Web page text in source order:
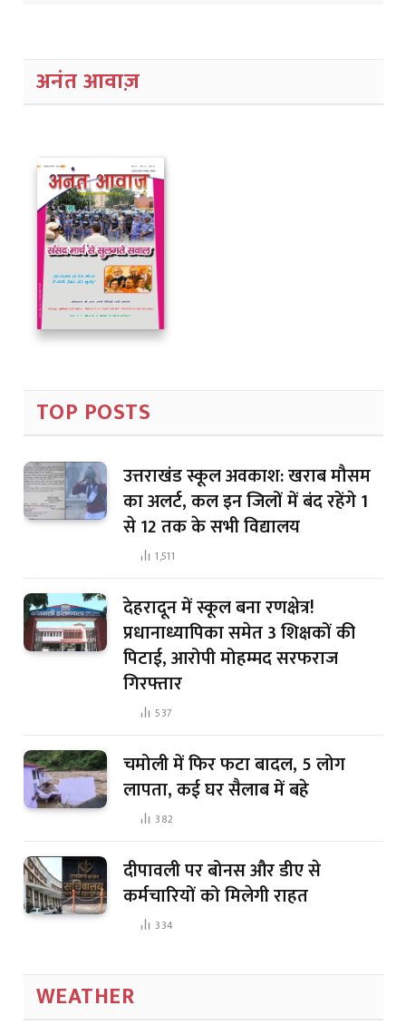
अनंत आवाज़
TOP POSTS
उत्तराखंड स्कूल अवकाश: खराब मौसम
का अलर्ट, कल इन जिलों में बंद रहेंगे 1
से 12 तक के सभी विद्यालय
1,511
देहरादून में स्कूल बना रणक्षेत्र!
प्रधानाध्यापिका समेत 3 शिक्षकों की
पिटाई, आरोपी मोहम्मद सरफराज
गिरफ्तार
537
चमोली में फिर फटा बादल, 5 लोग
लापता, कई घर सैलाब में बहे
382
दीपावली पर बोनस और डीए से
कर्मचारियों को मिलेगी राहत
334
WEATHER